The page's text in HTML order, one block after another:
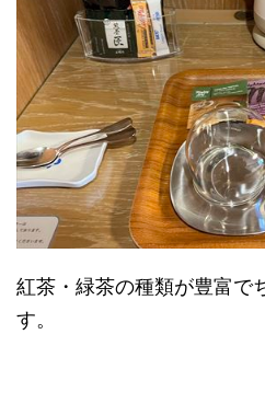
紅茶・緑茶の種類が豊富で
す。